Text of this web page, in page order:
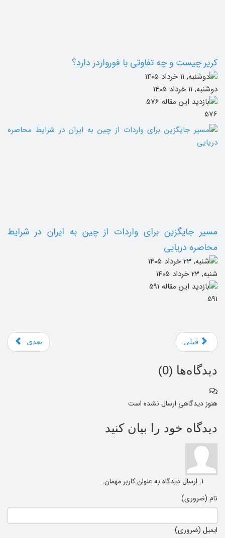
کریر چیست و چه تفاوتی با فورواردر دارد؟
دوشنبه, 11 خرداد 1405
576
مسیر جایگزین برای واردات از چین به ایران در شرایط
محاصره دریایی
شنبه, 23 خرداد 1405
591
قبلی بعدی
دیدگاه‌ها (0
)
هنوز دیدگاهی ارسال نشده است
دیدگاه خود را بیان کنید
ارسال دیدگاه به عنوان کاربر مهمان.
نام (ضروری)
ایمیل (ضروری)